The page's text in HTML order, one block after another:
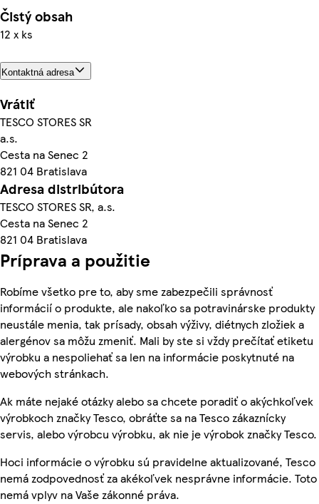
Čistý obsah
12 x ks
Kontaktná adresa
Vrátiť
TESCO STORES SR
a.s.
Cesta na Senec 2
821 04 Bratislava
Adresa distribútora
TESCO STORES SR, a.s.
Cesta na Senec 2
821 04 Bratislava
Príprava a použitie
Robíme všetko pre to, aby sme zabezpečili správnosť
informácií o produkte, ale nakoľko sa potravinárske produkty
neustále menia, tak prísady, obsah výživy, diétnych zložiek a
alergénov sa môžu zmeniť. Mali by ste si vždy prečítať etiketu
výrobku a nespoliehať sa len na informácie poskytnuté na
webových stránkach.
Ak máte nejaké otázky alebo sa chcete poradiť o akýchkoľvek
výrobkoch značky Tesco, obráťte sa na Tesco zákaznícky
servis, alebo výrobcu výrobku, ak nie je výrobok značky Tesco.
Hoci informácie o výrobku sú pravidelne aktualizované, Tesco
nemá zodpovednosť za akékoľvek nesprávne informácie. Toto
nemá vplyv na Vaše zákonné práva.